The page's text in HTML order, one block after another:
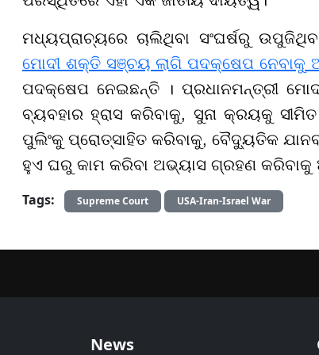
ମଧ୍ୟପ୍ରାଚ୍ୟରେ ଚାଲିଥିବା ସଂଘର୍ଷରୁ
ମୋଦୀ ଶକ୍ତି ସଞ୍ଚୟ ଲାଗି ପଦକ୍ଷେପ ନେବାକୁ
ପଦକ୍ଷେପ ନେଇଛନ୍ତି । ପ୍ରଧାନମନ୍ତ୍ରୀ
ବ୍ୟବହାର ହ୍ରାସ କରିବାକୁ, ସୁନା କ୍ରୟକୁ
ପୁଲିଂକୁ ପ୍ରୋତ୍ସାହିତ କରିବାକୁ, ବୈଦ୍ୟୁତିକ
ହୁଏ ଘରୁ କାମ କରିବା ଅଭ୍ୟାସ ଗ୍ରହଣ
Tags:
Supreme Court USA-Iran-Israel War
News